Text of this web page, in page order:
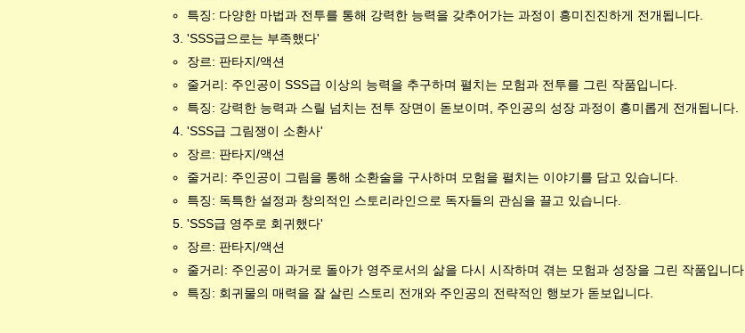
특징: 다양한 마법과 전투를 통해 강력한 능력을 갖추어가는 과정이 흥미진진하게 전개됩니다.
'SSS급으로는 부족했다'
장르: 판타지/액션
줄거리: 주인공이 SSS급 이상의 능력을 추구하며 펼치는 모험과 전투를 그린 작품입니다.
특징: 강력한 능력과 스릴 넘치는 전투 장면이 돋보이며, 주인공의 성장 과정이 흥미롭게 전개됩니다.
'SSS급 그림쟁이 소환사'
장르: 판타지/액션
줄거리: 주인공이 그림을 통해 소환술을 구사하며 모험을 펼치는 이야기를 담고 있습니다.
특징: 독특한 설정과 창의적인 스토리라인으로 독자들의 관심을 끌고 있습니다.
'SSS급 영주로 회귀했다'
장르: 판타지/액션
줄거리: 주인공이 과거로 돌아가 영주로서의 삶을 다시 시작하며 겪는 모험과 성장을 그린 작품입니다.
특징: 회귀물의 매력을 잘 살린 스토리 전개와 주인공의 전략적인 행보가 돋보입니다.